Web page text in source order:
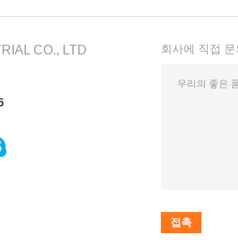
CO., LTD 회사에 직접 문